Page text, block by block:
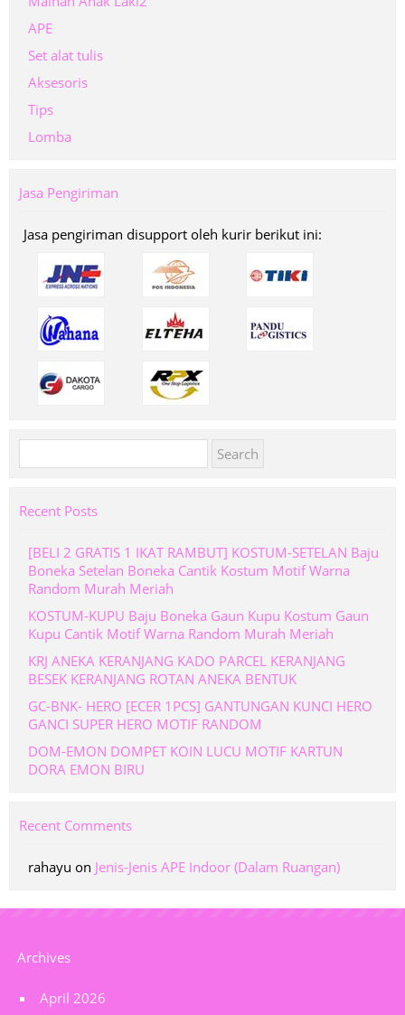
APE
Set alat tulis
Aksesoris
Tips
Lomba
Jasa Pengiriman
Jasa pengiriman disupport oleh kurir berikut ini:
for:
Recent Posts
[BELI 2 GRATIS 1 IKAT RAMBUT] KOSTUM-SETELAN Baju
Boneka Setelan Boneka Cantik Kostum Motif Warna
Random Murah Meriah
KOSTUM-KUPU Baju Boneka Gaun Kupu Kostum Gaun
Kupu Cantik Motif Warna Random Murah Meriah
KRJ ANEKA KERANJANG KADO PARCEL KERANJANG
BESEK KERANJANG ROTAN ANEKA BENTUK
GC-BNK- HERO [ECER 1PCS] GANTUNGAN KUNCI HERO
GANCI SUPER HERO MOTIF RANDOM
DOM-EMON DOMPET KOIN LUCU MOTIF KARTUN
DORA EMON BIRU
Recent Comments
rahayu on Jenis-Jenis APE Indoor (Dalam Ruangan)
Archives
April 2026